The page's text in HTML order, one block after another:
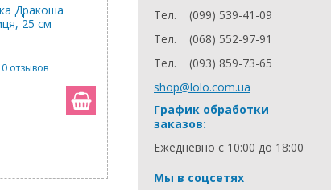
Дракоша
25 см
0 отзывов
Тел.
(099) 539-41-09
Тел.
(068) 552-97-91
Тел.
(093) 859-73-65
shop@lolo.com.ua
График обработки
заказов:
Ежедневно с 10:00 до 18:00
Мы в соцсетях